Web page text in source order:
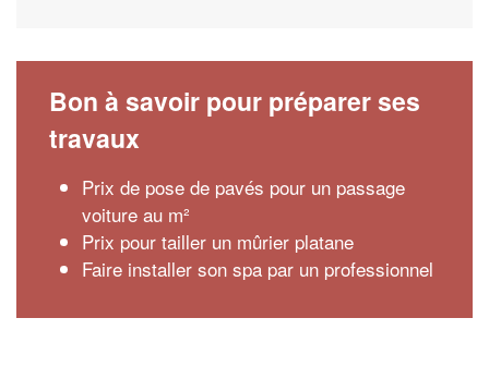
Bon à savoir pour préparer ses
travaux
Prix de pose de pavés pour un passage
voiture au m²
Prix pour tailler un mûrier platane
Faire installer son spa par un professionnel